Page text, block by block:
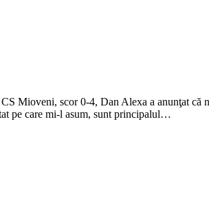
Mioveni, scor 0-4, Dan Alexa a anunţat
pe care mi-l asum, sunt principalul…